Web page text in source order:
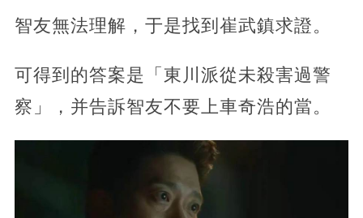
智友無法理解，于是找到崔武鎮求證。
可得到的答案是「東川派從未殺害過警
察」，并告訴智友不要上車奇浩的當。